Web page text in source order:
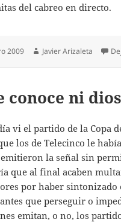
del cabreo en directo.
2009 Autor
Javier Arizaleta
conoce ni dios
vi el partido de la Copa
los de Telecinco le
la señal sin
que al final acaben
por haber sintonizado
que perseguir o
emitan, o no, los